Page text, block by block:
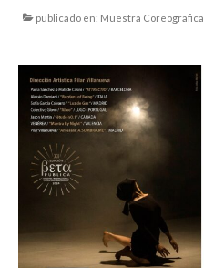
publicado en: Muestra Coreografica